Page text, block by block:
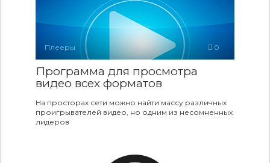
Плееры 0
Программа для просмотра
видео всех форматов
На просторах сети можно найти массу различных
проигрывателей видео, но одним из несомненных
лидеров